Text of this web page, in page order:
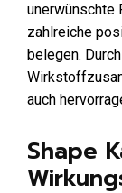
unerwünschte
zahlreiche
belegen.
auch
Shape